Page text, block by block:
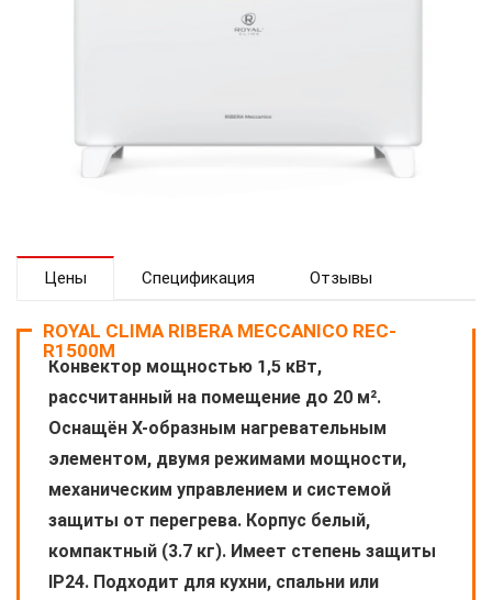
Цены Спецификация Отзывы
ROYAL CLIMA RIBERA MECCANICO REC-
R1500M
Конвектор мощностью 1,5 кВт,
рассчитанный на помещение до 20 м².
Оснащён Х-образным нагревательным
элементом, двумя режимами мощности,
механическим управлением и системой
защиты от перегрева. Корпус белый,
компактный (3.7 кг). Имеет степень защиты
IP24. Подходит для кухни, спальни или